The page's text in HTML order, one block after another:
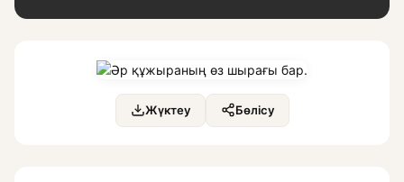
Жүктеу Бөлісу